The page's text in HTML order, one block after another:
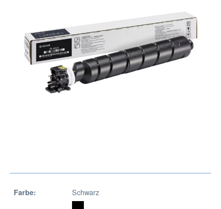
Farbe: Schwarz